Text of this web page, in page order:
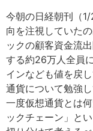
今朝の日経朝刊（
向を注視していた
ックの顧客資金流
する約26万人全員
インなども値を戻
通貨について勉強
一度仮想通貨とは
ックチェーン」と